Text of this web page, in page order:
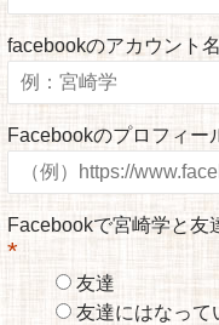
facebookのアカウント名
Facebookのプロフィー
Facebookで宮崎学と友
*
友達
友達にはなって